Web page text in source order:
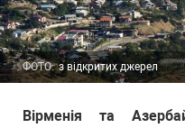
ФОТО: з відкритих джерел
Вірменія та